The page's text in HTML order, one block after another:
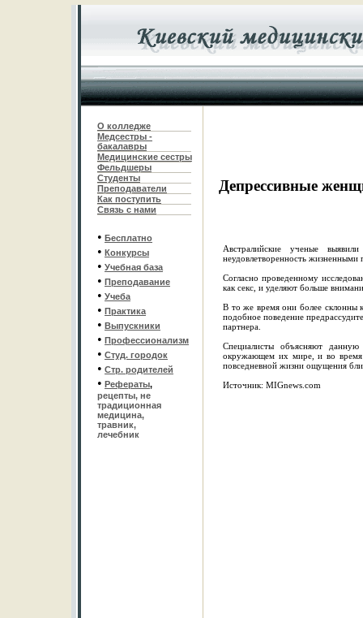
О колледже
Медсестры -
бакалавры
Медицинские сестры
Фельдшеры
Студенты
Преподаватели
Как поступить
Связь с нами
• Бесплатно
• Конкурсы
• Учебная база
• Преподавание
• Учеба
• Практика
• Выпускники
• Профессионализм
• Студ. городок
• Стр. родителей
• Рефераты,
рецепты, не
традиционная
медицина,
травник,
лечебник
Депрессивные
Австралийские ученые
неудовлетворенность жизненными
Согласно проведенному
как секс, и уделяют больше
В то же время они более склонны
подобное поведение
партнера.
Специалисты объясняют
окружающем их мире, и во время
повседневной жизни ощущения
Источник: MIGnews.com